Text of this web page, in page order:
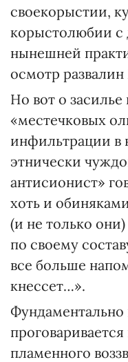
своекорыстии,
корыстолюбии с
нынешней
осмотр
Но вот о
«местечковых
инфильтрации в
этнически
антисионист»
хоть и
(и не только
по своему
все больше
кнессет…».
пламенного